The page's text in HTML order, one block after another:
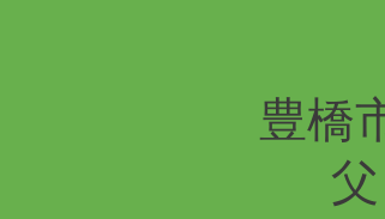
豊橋
父